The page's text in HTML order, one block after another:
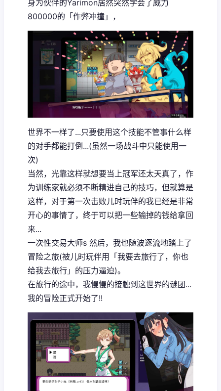
身为伙伴的Yarimon居然突然学会了威力
800000的「作弊冲撞」，
世界不一样了...只要使用这个技能不管事什么样
的对手都能打倒...(虽然一场战斗中只能使用一
次)
当然，光靠这样就想要当上冠军还太天真了，作
为训练家就必须不断精进自己的技巧，但就算是
这样，对于第一次击败儿时玩伴的我已经是非常
开心的事情了，终于可以把一些输掉的钱给拿回
来...
一次性交易大师s 然后，我也随波逐流地踏上了
冒险之旅(被儿时玩伴用「我要去旅行了，你也
给我去旅行」的压力逼迫)。
在旅行的途中，我慢慢的接触到这世界的谜团...
我的冒险正式开始了!!